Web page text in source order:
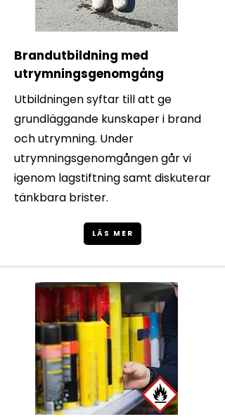
Brandutbildning med
utrymningsgenomgång
Utbildningen syftar till att ge
grundläggande kunskaper i brand
och utrymning. Under
utrymningsgenomgången går vi
igenom lagstiftning samt diskuterar
tänkbara brister.
LÄS MER